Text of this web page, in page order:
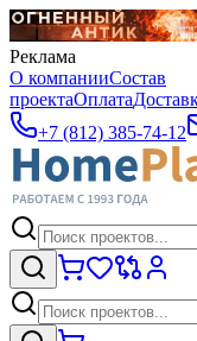
Реклама
О компанииСостав
проектаОплата
+7 (812) 385-74-12